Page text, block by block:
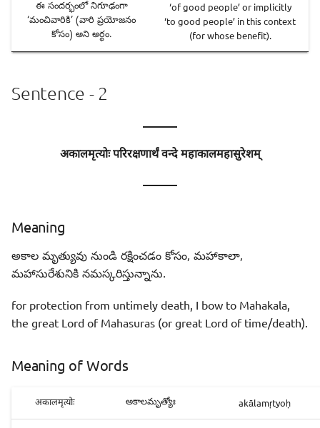
ఈ సందర్భంలో నిగూఢంగా
‘మంచివారికి’ (వారి ప్రయోజనం
కోసం) అని అర్థం.
‘of good people’ or implicitly
‘to good people’ in this context
(for whose benefit).
Sentence - 2
———
अकालमृत्योः परिरक्षणार्थं वन्दे महाकालमहासुरेशम्
———
Meaning
అకాల మృత్యువు నుండి రక్షించడం కోసం, మహాకాలా,
మహాసురేశునికి నమస్కరిస్తున్నాను.
for protection from untimely death, I bow to Mahakala,
the great Lord of Mahasuras (or great Lord of time/death).
Meaning of Words
अकालमृत्योः అకాలమృత్యోః akālamṛtyoḥ